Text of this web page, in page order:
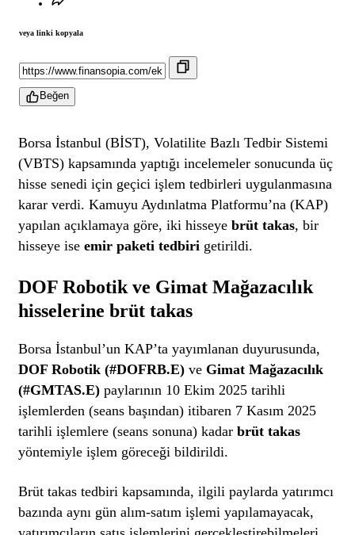
veya linki kopyala
Beğen
Borsa İstanbul (BİST), Volatilite Bazlı Tedbir Sistemi
(VBTS) kapsamında yaptığı incelemeler sonucunda üç
hisse senedi için geçici işlem tedbirleri uygulanmasına
karar verdi. Kamuyu Aydınlatma Platformu’na (KAP)
yapılan açıklamaya göre, iki hisseyebrüt takas, bir
hisseye iseemir paketi tedbiri getirildi.
DOF Robotik ve Gimat Mağazacılık
hisselerine brüt takas
Borsa İstanbul’un KAP’ta yayımlanan duyurusunda,
DOF Robotik (#DOFRB.E) ve Gimat Mağazacılık
(#GMTAS.E) paylarının 10 Ekim 2025 tarihli
işlemlerden (seans başından) itibaren 7 Kasım 2025
tarihli işlemlere (seans sonuna) kadarbrüt takas
yöntemiyle işlem göreceği bildirildi.
Brüt takas tedbiri kapsamında, ilgili paylarda yatırımcı
bazında aynı gün alım-satım işlemi yapılamayacak,